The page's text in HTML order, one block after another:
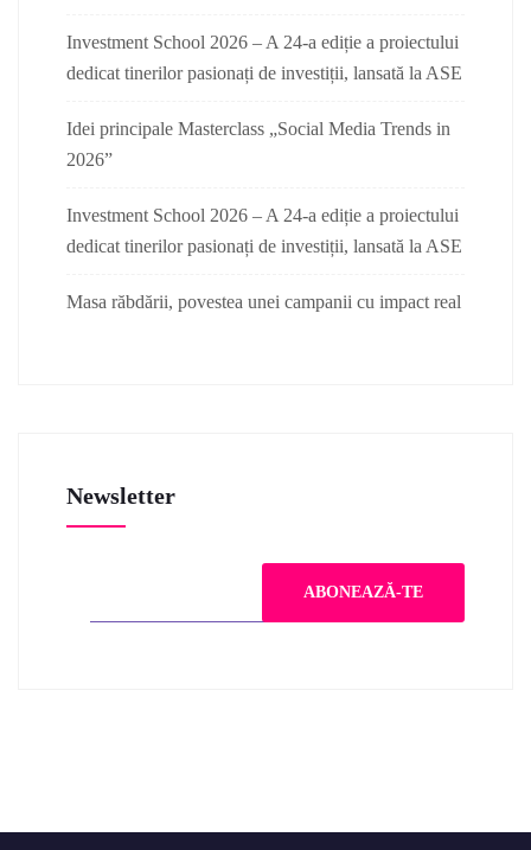
Investment School 2026 – A 24-a ediție a proiectului
dedicat tinerilor pasionați de investiții, lansată la ASE
Idei principale Masterclass „Social Media Trends in
2026”
Investment School 2026 – A 24-a ediție a proiectului
dedicat tinerilor pasionați de investiții, lansată la ASE
Masa răbdării, povestea unei campanii cu impact real
Newsletter